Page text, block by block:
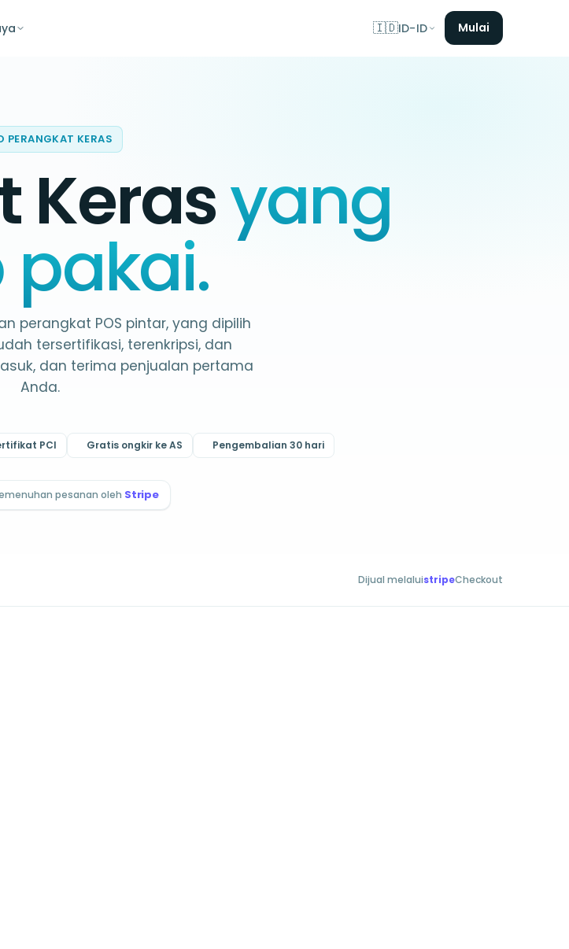
🇮🇩ID-ID Mulai
PERANGKAT KERAS
Kerasyang
pakai.
perangkat POS pintar, yang dipilih
tersertifikasi, terenkripsi, dan
dan terima penjualan pertama
Anda.
PCI Gratis ongkir ke AS Pengembalian 30 hari
pesanan oleh Stripe
Dijual melaluistripeCheckout